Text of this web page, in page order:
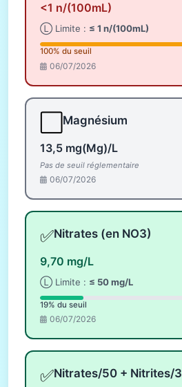
<1 n/(100mL)
Ⓛ Limite : ≤ 1 n/(100mL)
100% du seuil
06/07/2026
Magnésium
13,5 mg(Mg)/L
Pas de seuil réglementaire
06/07/2026
✅Nitrates (en NO3)
9,70 mg/L
Ⓛ Limite : ≤ 50 mg/L
19% du seuil
06/07/2026
✅Nitrates/50 + Nitrites/3